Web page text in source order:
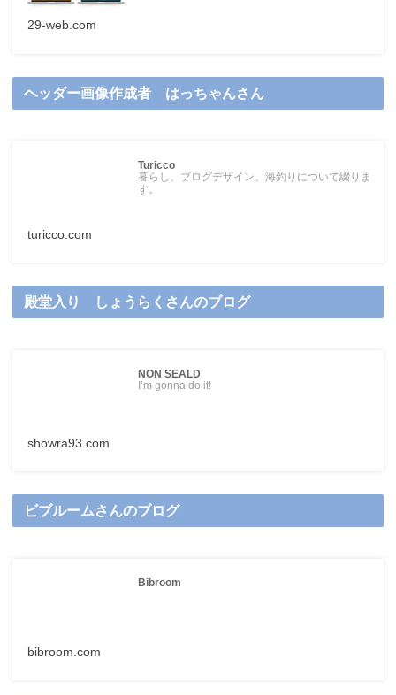
29-web.com
ヘッダー画像作成者 はっちゃんさん
Turicco
暮らし、ブログデザイン、海釣りについて綴りま
す。
turicco.com
殿堂入り しょうらくさんのブログ
NON SEALD
I’m gonna do it!
showra93.com
ビブルームさんのブログ
Bibroom
bibroom.com